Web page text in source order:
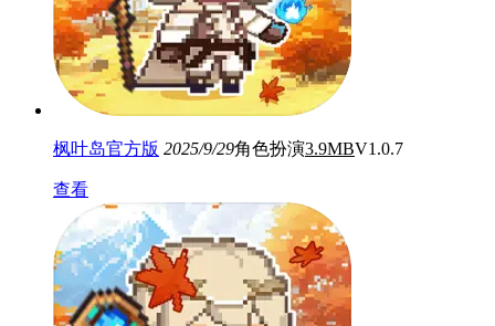
枫叶岛官方版 2025/9/29角色扮演3.9MBV1.0.7
查看